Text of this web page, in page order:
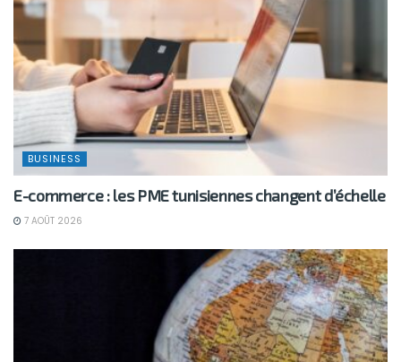
BUSINESS
E-commerce : les PME tunisiennes changent d’échelle
7 AOÛT 2026